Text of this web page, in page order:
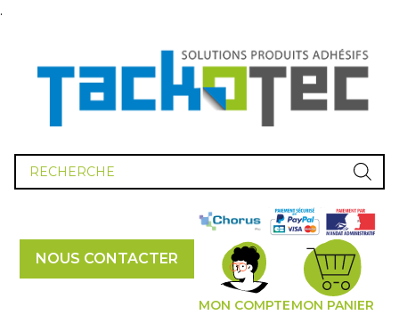
.
Recherche
de
produits
NOUS CONTACTER
MON COMPTEMON PANIER